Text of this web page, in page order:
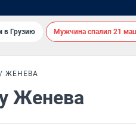
в Грузию Мужчина спалил 21
ЖЕНЕВА
Женева